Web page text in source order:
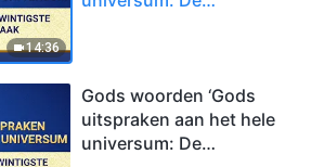
14:36
Gods woorden ‘Gods
uitspraken aan het hele
universum: De